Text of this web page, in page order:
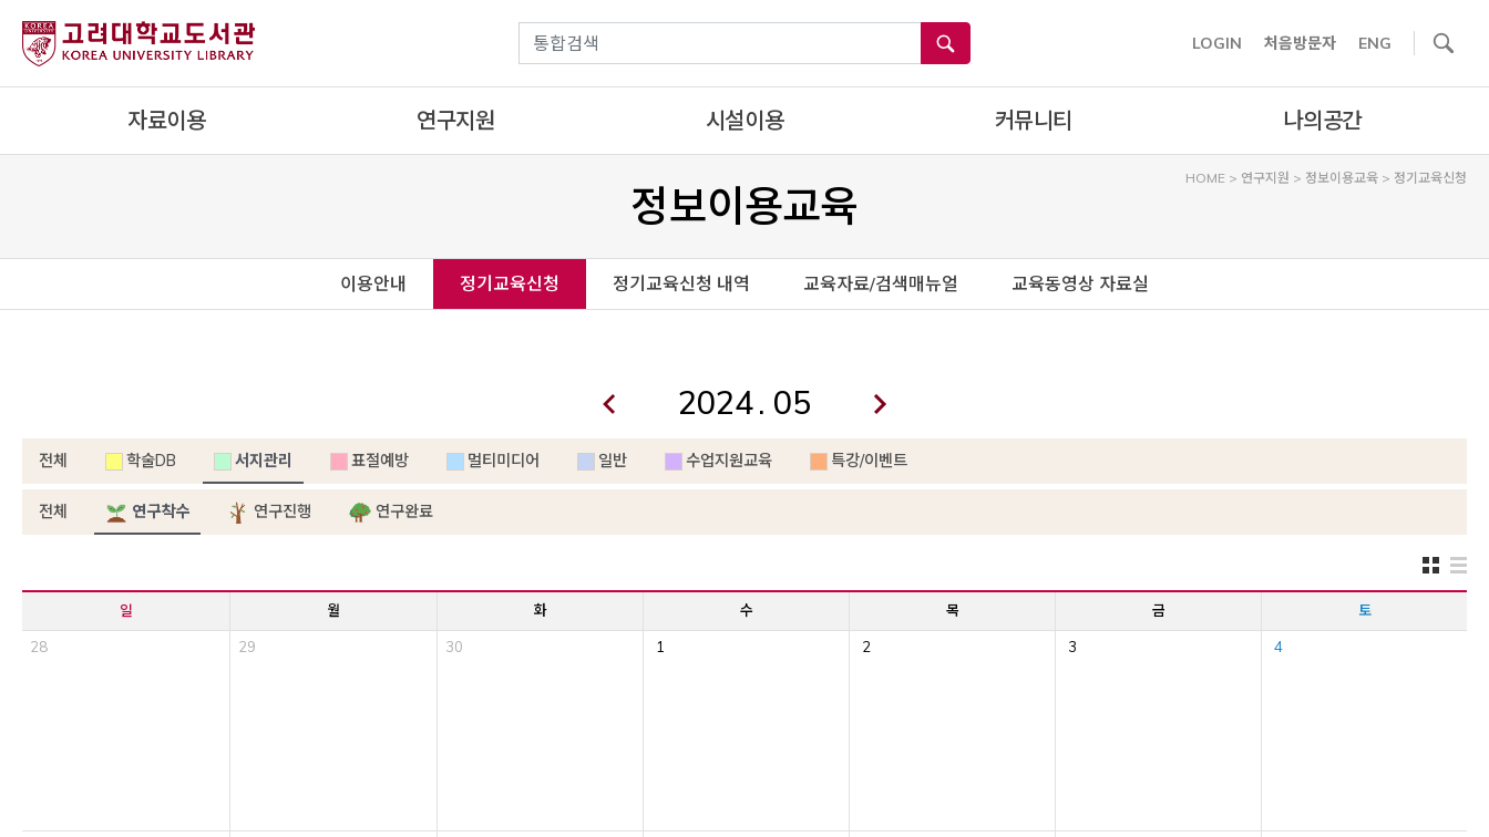
통합검색 LOGIN 처음방문자 ENG
자료이용 연구지원 시설이용 커뮤니티 나의공간
HOME > 연구지원 > 정보이용교육 > 정기교육신청
정보이용교육
이용안내 정기교육신청 정기교육신청 내역 교육자료/검색매뉴얼 교육동영상 자료실
.
전체 학술DB 서지관리 표절예방 멀티미디어 일반 수업지원교육 특강/이벤트
전체 연구착수 연구진행 연구완료
일 월 화 수 목 금 토
28 29 30 1 2 3 4